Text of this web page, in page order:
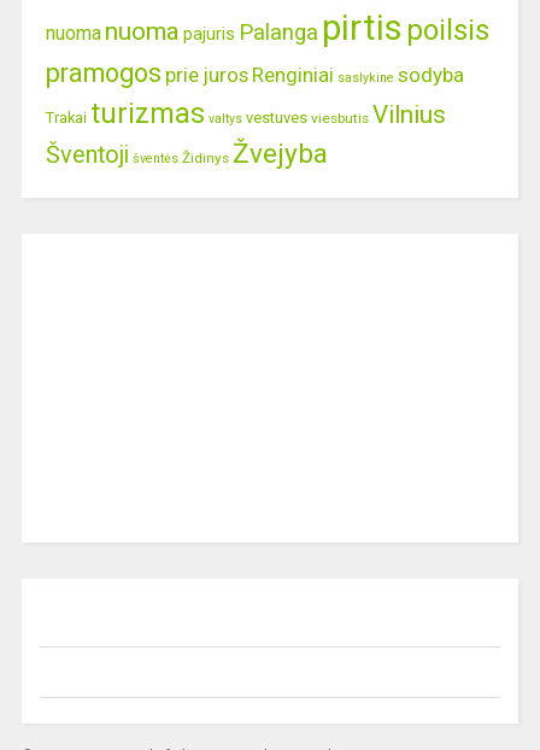
nuoma nuoma pajuris Palanga pirtis poilsis
pramogos prie juros Renginiai saslykine sodyba
Trakai turizmas valtys vestuves viesbutis Vilnius
Šventoji šventės Židinys Žvejyba